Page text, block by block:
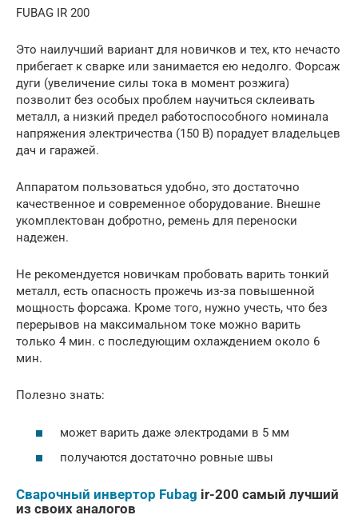
FUBAG IR 200
Это наилучший вариант для новичков и тех, кто нечасто
прибегает к сварке или занимается ею недолго. Форсаж
дуги (увеличение силы тока в момент розжига)
позволит без особых проблем научиться склеивать
металл, а низкий предел работоспособного номинала
напряжения электричества (150 В) порадует владельцев
дач и гаражей.
Аппаратом пользоваться удобно, это достаточно
качественное и современное оборудование. Внешне
укомплектован добротно, ремень для переноски
надежен.
Не рекомендуется новичкам пробовать варить тонкий
металл, есть опасность прожечь из-за повышенной
мощность форсажа. Кроме того, нужно учесть, что без
перерывов на максимальном токе можно варить
только 4 мин. с последующим охлаждением около 6
мин.
Полезно знать:
может варить даже электродами в 5 мм
получаются достаточно ровные швы
Сварочный инвертор Fubag ir-200 самый лучший
из своих аналогов